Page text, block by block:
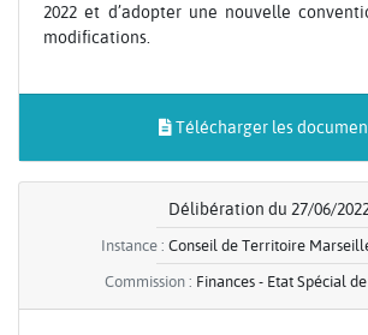
2022 et d’adopter une nouvelle
modifications.
Télécharger les
Délibération du 27/06/
Instance : Conseil de Territoire
Commission : Finances - Etat Spécial